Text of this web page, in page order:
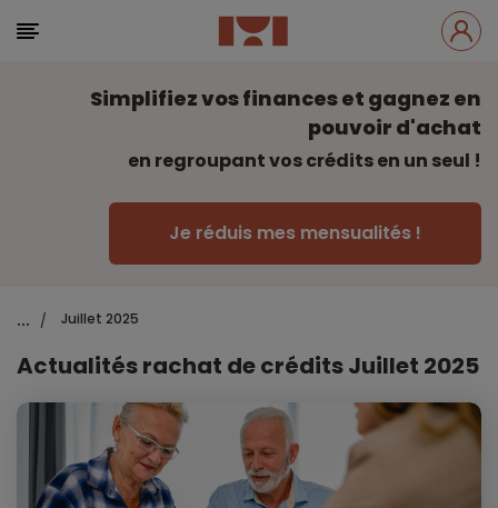
Simplifiez vos finances et gagnez en
pouvoir d'achat
en regroupant vos crédits en un seul !
Je réduis mes mensualités !
... / Juillet 2025
Actualités rachat de crédits Juillet 2025